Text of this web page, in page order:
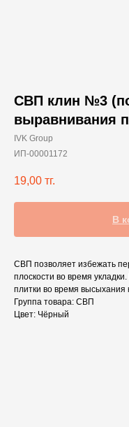
СВП клин №3
выравнивания
IVK Group
ИП-00001172
19,00 тг.
В
СВП позволяет избежать
плоскости во время
плитки во время высыхания
Группа товара: СВП
Цвет: Чёрный